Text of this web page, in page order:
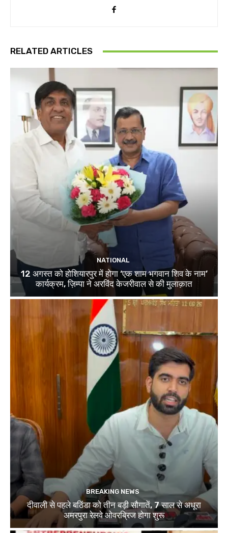
RELATED ARTICLES
NATIONAL
12 अगस्त को होशियारपुर में होगा ‘एक शाम भगवान शिव के नाम’
कार्यक्रम, ज़िम्पा ने अरविंद केजरीवाल से की मुलाक़ात
BREAKING NEWS
दीवाली से पहले बठिंडा को तीन बड़ी सौगातें, 7 साल से अधूरा
अमरपुरा रेलवे ओवरब्रिज होगा शुरू